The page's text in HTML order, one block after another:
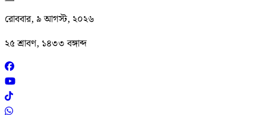
রোববার, ৯ আগস্ট, ২০২৬
২৫ শ্রাবণ, ১৪৩৩ বঙ্গাব্দ